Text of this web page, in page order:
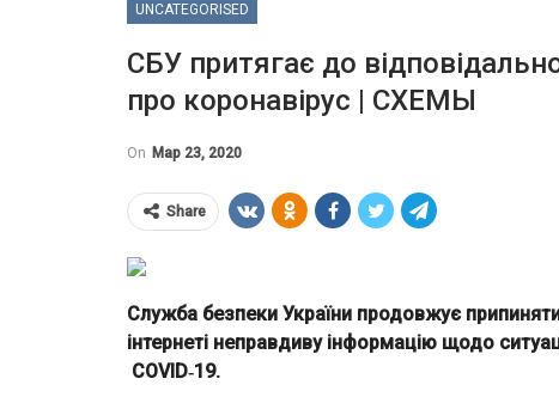
UNCATEGORISED
СБУ притягає до
про коронавірус | СХЕМЫ
On Мар 23, 2020
Share
Служба безпеки України продовжує
інтернеті неправдиву інформацію щодо
COVID‑19.